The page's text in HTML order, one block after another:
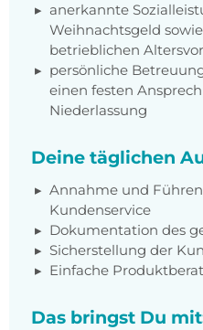
anerkannte
Weihnachtsgeld
betrieblichen
persönliche
einen festen
Niederlassung
Deine täglichen
Annahme und
Kundenservice
Dokumentation des
Sicherstellung der
Einfache
Das bringst Du